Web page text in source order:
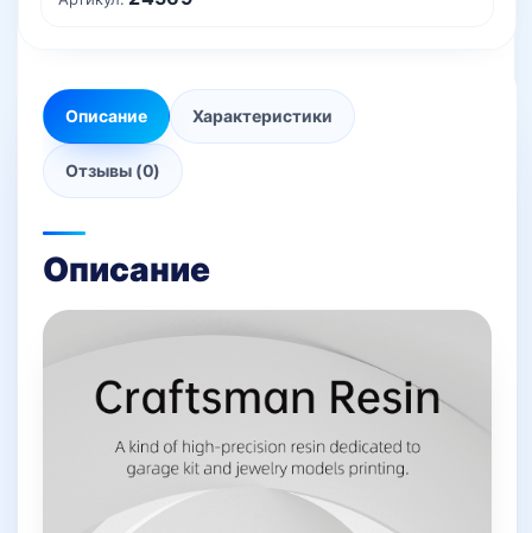
Описание Характеристики
Отзывы (0)
Описание